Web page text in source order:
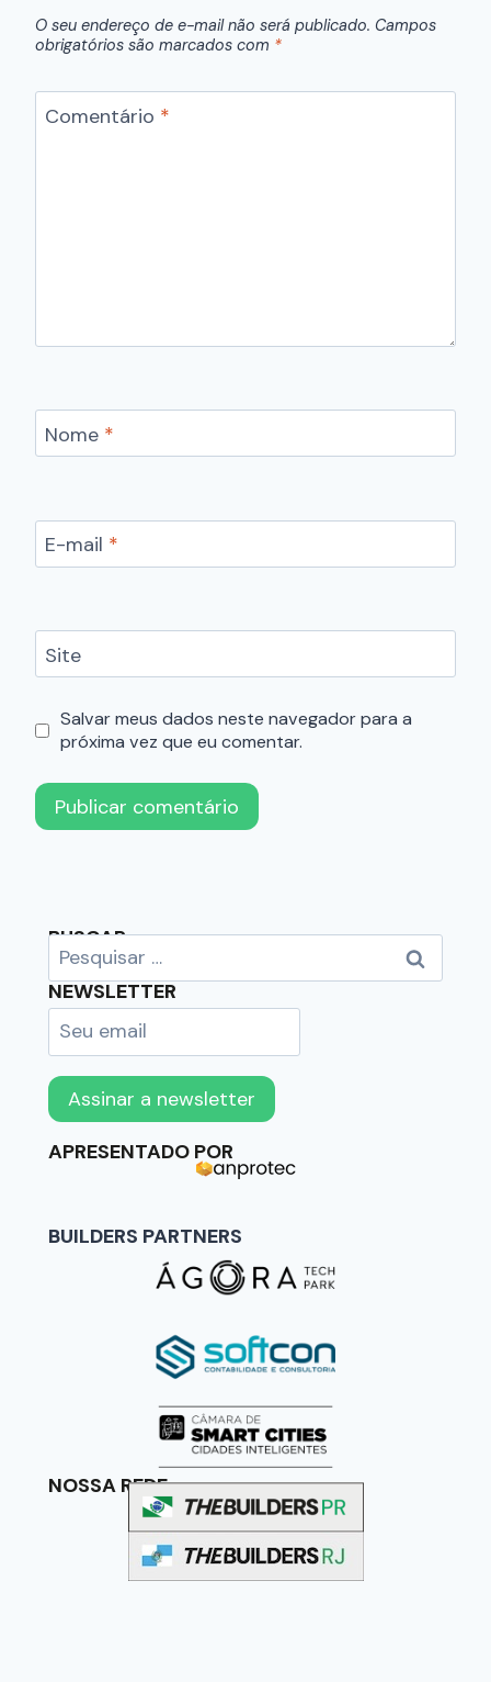
O seu endereço de e-mail não será publicado. Campos
obrigatórios são marcados com *
Comentário *
Nome *
E-mail *
Site
Salvar meus dados neste navegador para a
próxima vez que eu comentar.
BUSCAR
NEWSLETTER
APRESENTADO POR
BUILDERS PARTNERS
NOSSA REDE